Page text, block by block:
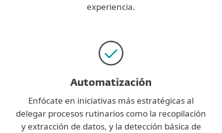
experiencia.
Automatización
Enfócate en iniciativas más estratégicas al
delegar procesos rutinarios como la recopilación
y extracción de datos, y la detección básica de